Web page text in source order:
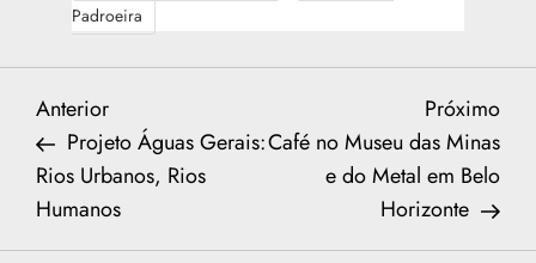
Padroeira
N
a
v
Previous
Post
Anterior
Projeto Águas Gerais:
Rios Urbanos, Rios
Humanos
Post
Próximo
Café no Museu das Minas
e do Metal em Belo
Horizonte